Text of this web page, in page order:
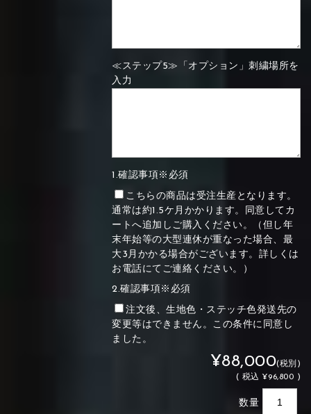
≪ステップ5≫「オプション」刺繍場所を
入力
1.確認事項※必須
こちらの商品は受注生産となります。
通常は約1.5ケ月かかります。同意してカ
ートへ追加しご購入ください。（但し年
末年始等の大型連休が重なった場合、最
大3月かかる場合がございます。詳しくは
お電話にてご連絡ください。）
2.確認事項※必須
注文後、生地色・ステッチ色発送先の
変更等はできません。この条件に同意し
ました。
¥88,000(税別)
( 税込 ¥96,800 )
数量